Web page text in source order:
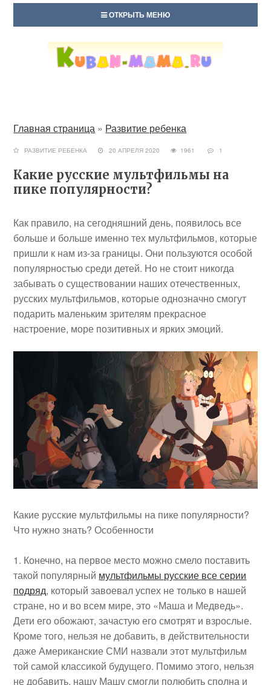
ОТКРЫТЬ МЕНЮ
Главная страница » Развитие ребенка
РАЗВИТИЕ РЕБЕНКА 20 АПРЕЛЯ 2020 1961 1
Какие русские мультфильмы на
пике популярности?
Как правило, на сегодняшний день, появилось все
больше и больше именно тех мультфильмов, которые
пришли к нам из-за границы. Они пользуются особой
популярностью среди детей. Но не стоит никогда
забывать о существовании наших отечественных,
русских мультфильмов, которые однозначно смогут
подарить маленьким зрителям прекрасное
настроение, море позитивных и ярких эмоций.
Какие русские мультфильмы на пике популярности?
Что нужно знать? Особенности
Конечно, на первое место можно смело поставить
такой популярный мультфильмы русские все серии
подряд, который завоевал успех не только в нашей
стране, но и во всем мире, это «Маша и Медведь».
Дети его обожают, зачастую его смотрят и взрослые.
Кроме того, нельзя не добавить, в действительности
даже Американские СМИ назвали этот мультфильм
той самой классикой будущего. Помимо этого, нельзя
не добавить, нашу Машу смогли полюбить сполна и